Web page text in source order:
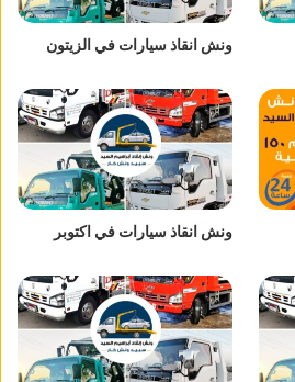
ونش انقاذ سيارات في الزيتون
ونش انقاذ سيارات في اكتوبر